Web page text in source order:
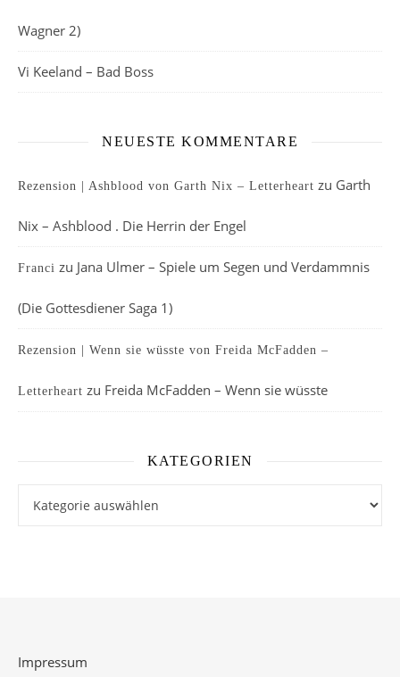
Wagner 2)
Vi Keeland – Bad Boss
NEUESTE KOMMENTARE
Rezension | Ashblood von Garth Nix – Letterheart zu Garth
Nix – Ashblood . Die Herrin der Engel
Franci zu Jana Ulmer – Spiele um Segen und Verdammnis
(Die Gottesdiener Saga 1)
Rezension | Wenn sie wüsste von Freida McFadden –
Letterheart zu Freida McFadden – Wenn sie wüsste
KATEGORIEN
Impressum